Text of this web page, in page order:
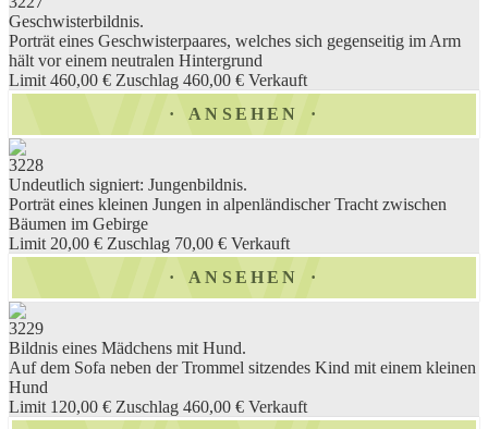
Geschwisterbildnis.
Porträt eines Geschwisterpaares, welches sich gegenseitig im Arm
hält vor einem neutralen Hintergrund
Limit 460,00 € Zuschlag 460,00 € Verkauft
ANSEHEN
3228
Undeutlich signiert: Jungenbildnis.
Porträt eines kleinen Jungen in alpenländischer Tracht zwischen
Bäumen im Gebirge
Limit 20,00 € Zuschlag 70,00 € Verkauft
ANSEHEN
3229
Bildnis eines Mädchens mit Hund.
Auf dem Sofa neben der Trommel sitzendes Kind mit einem kleinen
Hund
Limit 120,00 € Zuschlag 460,00 € Verkauft